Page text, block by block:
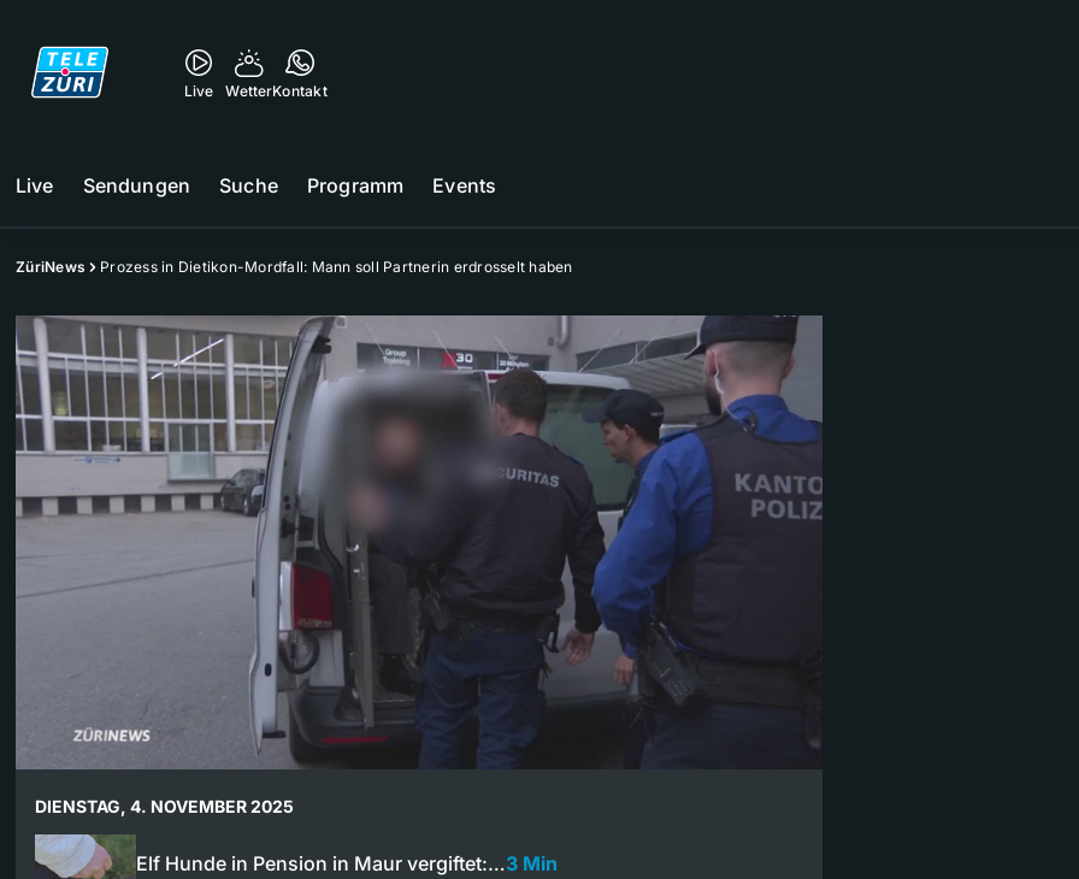
Live WetterKontakt
Live Sendungen Suche Programm Events
ZüriNews Prozess in Dietikon-Mordfall: Mann soll Partnerin erdrosselt haben
DIENSTAG, 4. NOVEMBER 2025
Elf Hunde in Pension in Maur vergiftet:…3 Min